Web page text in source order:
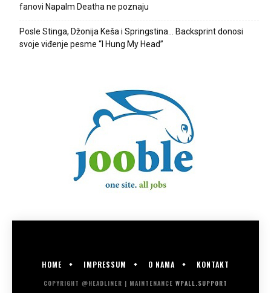
fanovi Napalm Deatha ne poznaju
Posle Stinga, Džonija Keša i Springstina… Backsprint donosi
svoje viđenje pesme “I Hung My Head”
HOME IMPRESSUM O NAMA KONTAKT
COPYRIGHT @HEADLINER | MAINTENANCE WPALL.SUPPORT